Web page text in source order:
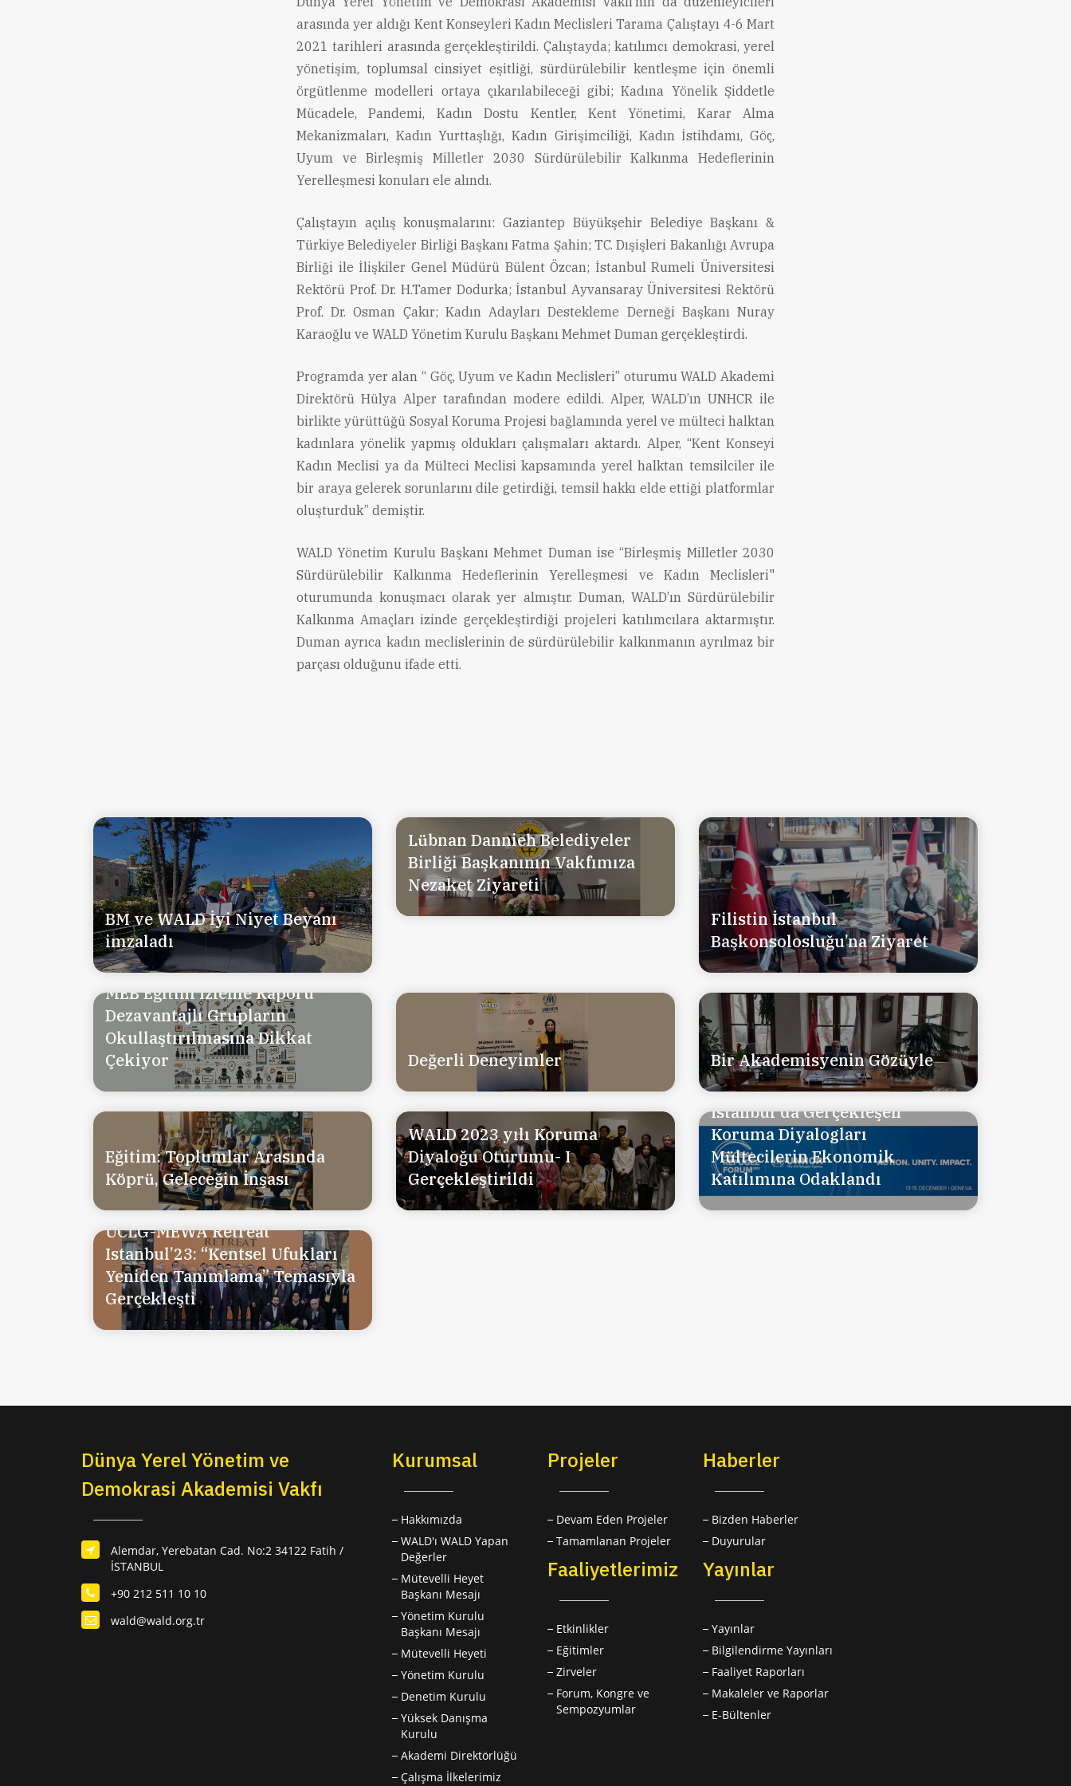
arasında yer aldığı Kent Konseyleri Kadın Meclisleri Tarama Çalıştayı 4-6 Mart
2021 tarihleri arasında gerçekleştirildi. Çalıştayda; katılımcı demokrasi, yerel
yönetişim, toplumsal cinsiyet eşitliği, sürdürülebilir kentleşme için önemli
örgütlenme modelleri ortaya çıkarılabileceği gibi; Kadına Yönelik Şiddetle
Mücadele, Pandemi, Kadın Dostu Kentler, Kent Yönetimi, Karar Alma
Mekanizmaları, Kadın Yurttaşlığı, Kadın Girişimciliği, Kadın İstihdamı, Göç,
Uyum ve Birleşmiş Milletler 2030 Sürdürülebilir Kalkınma Hedeflerinin
Yerelleşmesi konuları ele alındı.
Çalıştayın açılış konuşmalarını: Gaziantep Büyükşehir Belediye Başkanı &
Türkiye Belediyeler Birliği Başkanı Fatma Şahin; TC. Dışişleri Bakanlığı Avrupa
Birliği ile İlişkiler Genel Müdürü Bülent Özcan; İstanbul Rumeli Üniversitesi
Rektörü Prof. Dr. H.Tamer Dodurka; İstanbul Ayvansaray Üniversitesi Rektörü
Prof. Dr. Osman Çakır; Kadın Adayları Destekleme Derneği Başkanı Nuray
Karaoğlu ve WALD Yönetim Kurulu Başkanı Mehmet Duman gerçekleştirdi.
Programda yer alan “ Göç, Uyum ve Kadın Meclisleri” oturumu WALD Akademi
Direktörü Hülya Alper tarafından modere edildi. Alper, WALD’ın UNHCR ile
birlikte yürüttüğü Sosyal Koruma Projesi bağlamında yerel ve mülteci halktan
kadınlara yönelik yapmış oldukları çalışmaları aktardı. Alper, “Kent Konseyi
Kadın Meclisi ya da Mülteci Meclisi kapsamında yerel halktan temsilciler ile
bir araya gelerek sorunlarını dile getirdiği, temsil hakkı elde ettiği platformlar
oluşturduk” demiştir.
WALD Yönetim Kurulu Başkanı Mehmet Duman ise “Birleşmiş Milletler 2030
Sürdürülebilir Kalkınma Hedeflerinin Yerelleşmesi ve Kadın Meclisleri"
oturumunda konuşmacı olarak yer almıştır. Duman, WALD’ın Sürdürülebilir
Kalkınma Amaçları izinde gerçekleştirdiği projeleri katılımcılara aktarmıştır.
Duman ayrıca kadın meclislerinin de sürdürülebilir kalkınmanın ayrılmaz bir
parçası olduğunu ifade etti.
BM ve WALD İyi Niyet Beyanı
imzaladı
Lübnan Dannieh Belediyeler
Birliği Başkanının Vakfımıza
Nezaket Ziyareti
Filistin İstanbul
Başkonsolosluğu’na Ziyaret
MEB Eğitim İzleme Raporu
Dezavantajlı Grupların
Okullaştırılmasına Dikkat
Çekiyor
Değerli Deneyimler Bir Akademisyenin Gözüyle
Eğitim: Toplumlar Arasında
Köprü, Geleceğin İnşası
WALD 2023 yılı Koruma
Diyaloğu Oturumu- I
Gerçekleştirildi
İstanbul'da Gerçekleşen
Koruma Diyalogları
Mültecilerin Ekonomik
Katılımına Odaklandı
UCLG-MEWA Retreat
Istanbul’23: “Kentsel Ufukları
Yeniden Tanımlama” Temasıyla
Gerçekleşti
Dünya Yerel Yönetim ve
Demokrasi Akademisi Vakfı
Alemdar, Yerebatan Cad. No:2 34122 Fatih /
İSTANBUL
+90 212 511 10 10
wald@wald.org.tr
Kurumsal
Hakkımızda
WALD'ı WALD Yapan
Değerler
Mütevelli Heyet
Başkanı Mesajı
Yönetim Kurulu
Başkanı Mesajı
Mütevelli Heyeti
Yönetim Kurulu
Denetim Kurulu
Yüksek Danışma
Kurulu
Akademi Direktörlüğü
Çalışma İlkelerimiz
Projeler
Devam Eden Projeler
Tamamlanan Projeler
Faaliyetlerimiz
Etkinlikler
Eğitimler
Zirveler
Forum, Kongre ve
Sempozyumlar
Haberler
Bizden Haberler
Duyurular
Yayınlar
Yayınlar
Bilgilendirme Yayınları
Faaliyet Raporları
Makaleler ve Raporlar
E-Bültenler